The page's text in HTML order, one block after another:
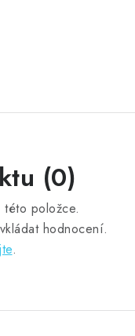
(0)
položce.
hodnocení.
.